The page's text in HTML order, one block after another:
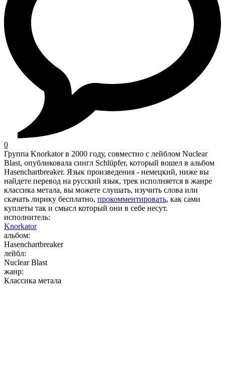
0
Группа Knorkator в 2000 году, совместно с лейблом Nuclear
Blast, опубликовала сингл Schlüpfer, который вошел в альбом
Hasenchartbreaker. Язык произведения - немецкий, ниже вы
найдете перевод на русский язык, трек исполняется в жанре
классика метала, вы можете слушать, изучить слова или
скачать лирику бесплатно, прокомментировать, как сами
куплеты так и смысл который они в себе несут.
исполнитель:
Knorkator
альбом:
Hasenchartbreaker
лейбл:
Nuclear Blast
жанр:
Классика метала